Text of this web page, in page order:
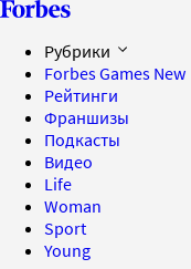
Рубрики
Forbes Games New
Рейтинги
Франшизы
Подкасты
Видео
Life
Woman
Sport
Young